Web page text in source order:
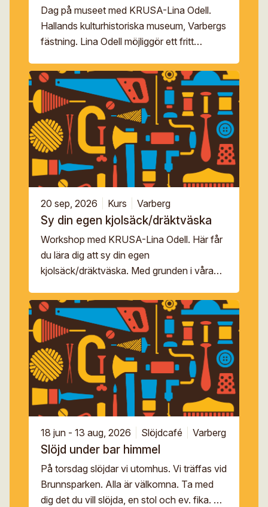
Dag på museet med KRUSA-Lina Odell.
Hallands kulturhistoriska museum, Varbergs
fästning. Lina Odell möjliggör ett fritt
dräktskick – att bära hur du vill, när du […]
20 sep, 2026 Kurs Varberg
Sy din egen kjolsäck/dräktväska
Workshop med KRUSA-Lina Odell. Här får
du lära dig att sy din egen
kjolsäck/dräktväska. Med grunden i våra
folkligt vis skiljer sig från […]
18 jun - 13 aug, 2026 Slöjdcafé Varberg
Slöjd under bar himmel
På torsdag slöjdar vi utomhus. Vi träffas vid
Brunnsparken. Alla är välkomna. Ta med
dig det du vill slöjda, en stol och ev. fika. Vid